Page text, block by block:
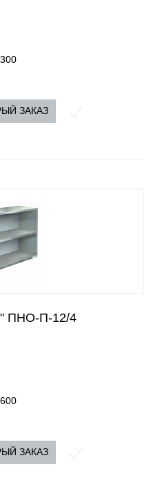
ЗАКАЗ
ПНО-П-12/4
ЗАКАЗ